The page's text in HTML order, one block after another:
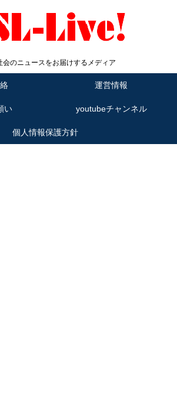
会のニュースをお届けするメディア
運営情報
い youtubeチャンネル
個人情報保護方針